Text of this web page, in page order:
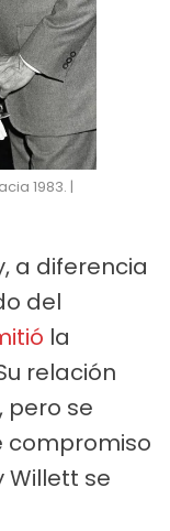
1983. |
a diferencia
del
la
relación
pero se
compromiso
Willett se